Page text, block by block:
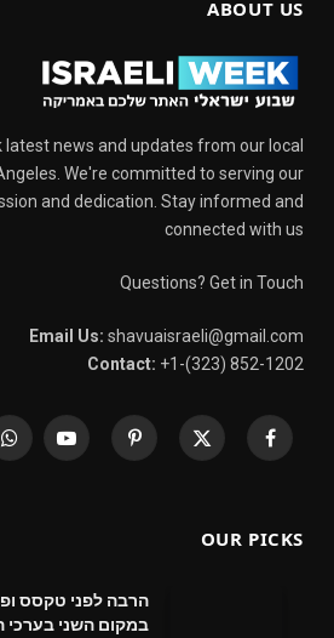
ABOUT US
latest news and updates from our local
We're committed to serving our
and dedication. Stay informed and
connected with us
Questions? Get in Touch
Email Us: shavuaisraeli@gmail.com
Contact: +1-(323) 852-1202
Facebook
X
Pinterest
YouTube
OUR PICKS
הרבה לפני טקסס
במקום השני בערכי